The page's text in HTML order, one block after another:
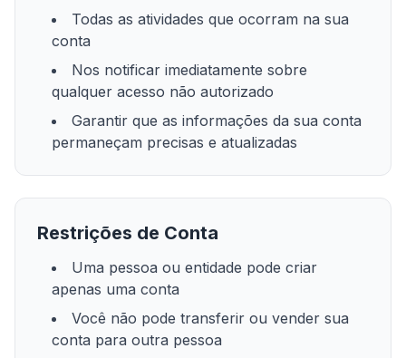
Todas as atividades que ocorram na sua
conta
Nos notificar imediatamente sobre
qualquer acesso não autorizado
Garantir que as informações da sua conta
permaneçam precisas e atualizadas
Restrições de Conta
Uma pessoa ou entidade pode criar
apenas uma conta
Você não pode transferir ou vender sua
conta para outra pessoa